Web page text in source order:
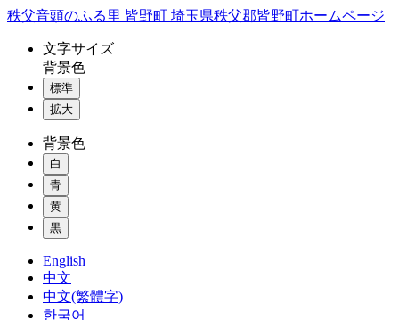
コ
秩父音頭のふる里 皆野町 埼玉県秩父郡皆野町ホームページ
文字サイズ
背景色
標準
拡大
背景色
白
青
黄
黒
English
中文
中文(繁體字)
한국어